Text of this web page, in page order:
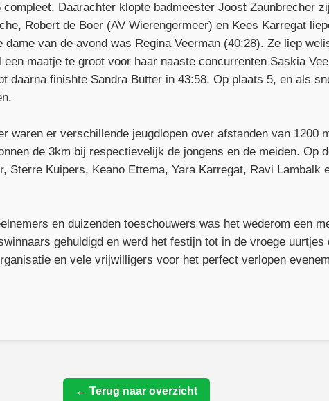
Daarachter klopte badmeester Joost Zaunbrecher
Robert de Boer (AV Wierengermeer) en Kees Karregat
van de avond was Regina Veerman (40:28). Ze liep
maatje te groot voor haar naaste concurrenten Saskia
daarna finishte Sandra Butter in 43:58. Op plaats 5, en als
waren er verschillende jeugdlopen over afstanden van 1200
de 3km bij respectievelijk de jongens en de meiden. Op
Sterre Kuipers, Keano Ettema, Yara Karregat, Ravi Lambalk
en duizenden toeschouwers was het wederom een
gehuldigd en werd het festijn tot in de vroege uurtjes
en vele vrijwilligers voor het perfect verlopen
← Terug naar overzicht